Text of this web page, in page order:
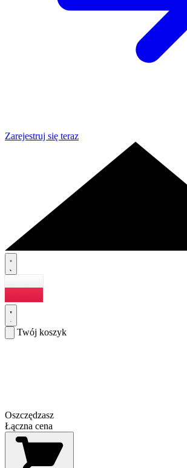
Zarejestruj się teraz
Twój koszyk
Oszczędzasz
Łączna cena